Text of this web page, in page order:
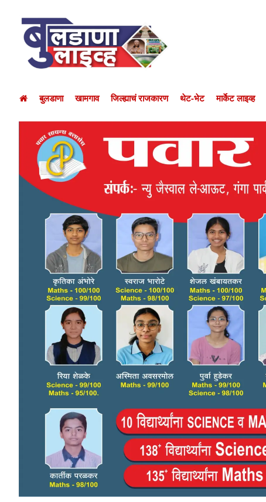
बुलडाणा खामगाव जिल्ह्याचं राजकारण थेट-भेट मार्केट लाइव्ह